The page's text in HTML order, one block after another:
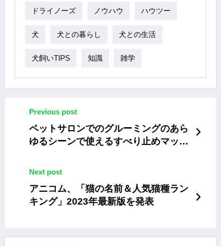
ドライノーズ ノウハウ ハウツー
犬 犬との暮らし 犬との生活
犬飼いTIPS 知識 雑学
Previous post
ペットサロンでのグルーミングのあら
ゆるシーンで使えるすべり止めマット
Next post
アニコム、「猫の名前＆人気猫種ラン
キング」2023年最新版を発表